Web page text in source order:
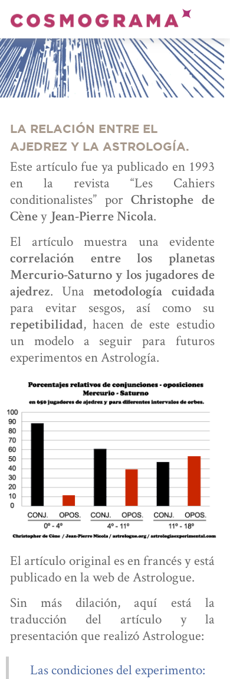
ASTROLOGÍA
CON ANDRÉS
TU CARTA
ÁREA
LA RELACIÓN ENTRE EL
AJEDREZ Y LA ASTROLOGÍA.
Este artículo fue ya publicado en 1993
en la revista “Les Cahiers
conditionalistes” porChristophe de
Cène y Jean-Pierre Nicola.
El artículo muestra una evidente
correlación entre los planetas
Mercurio-Saturno y los jugadores de
ajedrez. Unametodología cuidada
para evitar sesgos, así como su
repetibilidad, hacen de este estudio
un modelo a seguir para futuros
experimentos en Astrología.
El artículo original es en francés y está
publicado en la web de Astrologue.
Sin más dilación, aquí está la
traducción del artículo y la
presentación que realizó Astrologue:
Las condiciones del experimento: